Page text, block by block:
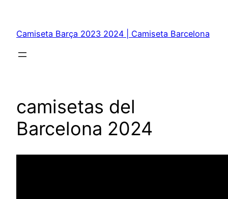
contenido
Camiseta Barça 2023 2024 | Camiseta Barcelona
camisetas del
Barcelona 2024